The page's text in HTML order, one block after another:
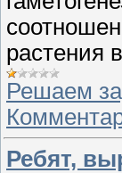
растения
Решаем
Ребят,